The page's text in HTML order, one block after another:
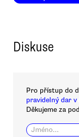
Diskuse
Pro přístup do
pravidelný dar
Děkujeme za